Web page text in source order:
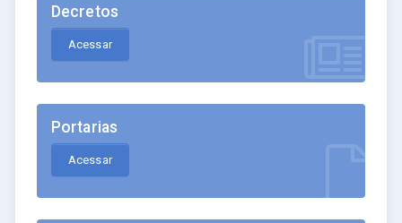
Decretos
Acessar
Portarias
Acessar